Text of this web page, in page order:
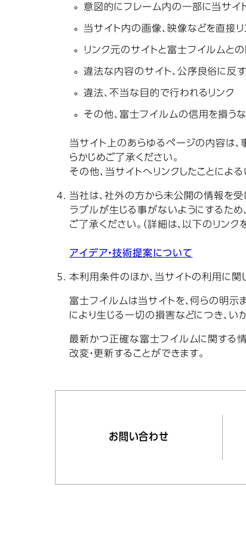
意図的にフレーム内の一部に当サイ
当サイト内の画像、映像などを直接
リンク元のサイトと富士フイルムと
違法な内容のサイト、公序良俗に反
違法、不当な目的で行われるリンク
その他、富士フイルムの信用を損う
当サイト上のあらゆるページの内容は
らかじめご了承ください。
その他、当サイトへリンクしたことによ
当社は、社外の方から未公開の情報を
ラブルが生じる事がないようにするた
ご了承ください。（詳細は、以下のリンク
アイデア・技術提案について
本利用条件のほか、当サイトの利用に関
富士フイルムは当サイトを、何らの明
により生じる一切の損害などにつき、い
最新かつ正確な富士フイルムに関する
改変・更新することができます。
お問い合わせ